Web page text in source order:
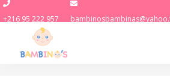
+216 95 222 957